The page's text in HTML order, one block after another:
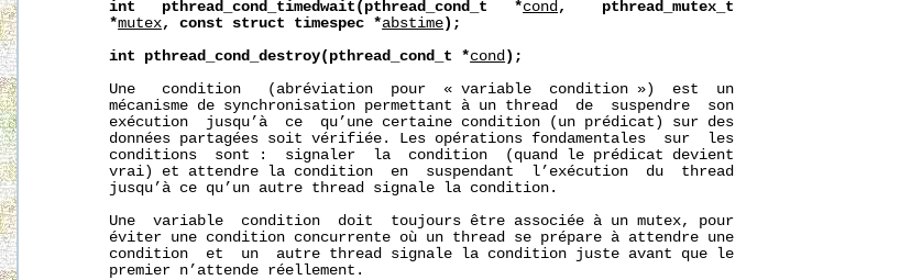
int
pthread_cond_timedwait(pthread_cond_t *cond ,
pthread_mutex_t
*mutex, const struct timespec *abstime);
int
pthread_cond_destroy(pthread_cond_t *cond );
       Une   condition   (abréviation  pour  « variable  condition »)  est  un
       mécanisme de synchronisation permettant à un thread  de  suspendre  son
       exécution  jusqu’à  ce  qu’une certaine condition (un prédicat) sur des
       données partagées soit vérifiée. Les opérations fondamentales  sur  les
       conditions  sont :  signaler  la  condition  (quand le prédicat devient
       vrai) et attendre la condition  en  suspendant  l’exécution  du  thread
       jusqu’à ce qu’un autre thread signale la condition.
       Une  variable  condition  doit  toujours être associée à un mutex, pour
       éviter une condition concurrente où un thread se prépare à attendre une
       condition  et  un  autre thread signale la condition juste avant que le
       premier n’attende réellement.